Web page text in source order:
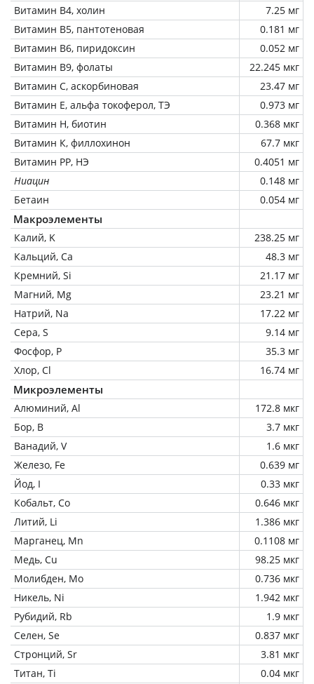
Витамин В4, холин
7.25 мг
Витамин В5, пантотеновая
0.181 мг
Витамин В6, пиридоксин
0.052 мг
Витамин В9, фолаты
22.245 мкг
Витамин C, аскорбиновая
23.47 мг
Витамин Е, альфа токоферол, ТЭ
0.973 мг
Витамин Н, биотин
0.368 мкг
Витамин К, филлохинон
67.7 мкг
Витамин РР, НЭ
0.4051 мг
Ниацин
0.148 мг
Бетаин
0.054 мг
Макроэлементы
Калий, K
238.25 мг
Кальций, Ca
48.3 мг
Кремний, Si
21.17 мг
Магний, Mg
23.21 мг
Натрий, Na
17.22 мг
Сера, S
9.14 мг
Фосфор, P
35.3 мг
Хлор, Cl
16.74 мг
Микроэлементы
Алюминий, Al
172.8 мкг
Бор, B
3.7 мкг
Ванадий, V
1.6 мкг
Железо, Fe
0.639 мг
Йод, I
0.33 мкг
Кобальт, Co
0.646 мкг
Литий, Li
1.386 мкг
Марганец, Mn
0.1108 мг
Медь, Cu
98.25 мкг
Молибден, Mo
0.736 мкг
Никель, Ni
1.942 мкг
Рубидий, Rb
1.9 мкг
Селен, Se
0.837 мкг
Стронций, Sr
3.81 мкг
Титан, Ti
0.04 мкг